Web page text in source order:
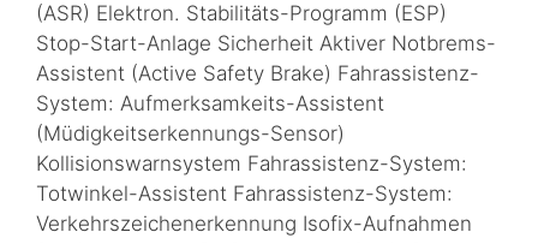
(ASR) Elektron. Stabilitäts-Programm (ESP)
Stop-Start-Anlage Sicherheit Aktiver Notbrems-
Assistent (Active Safety Brake) Fahrassistenz-
System: Aufmerksamkeits-Assistent
(Müdigkeitserkennungs-Sensor)
Kollisionswarnsystem Fahrassistenz-System:
Totwinkel-Assistent Fahrassistenz-System:
Verkehrszeichenerkennung Isofix-Aufnahmen